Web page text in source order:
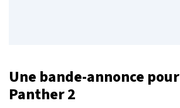
Une bande-annonce pour
Panther 2